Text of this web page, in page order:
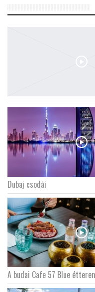
GLOBOTV
GLOBOZSARU
DOBRAVERO.HU
LATIMO.HU
GLOBOBOOK
Dubaj csodái
A budai Cafe 57 Blue